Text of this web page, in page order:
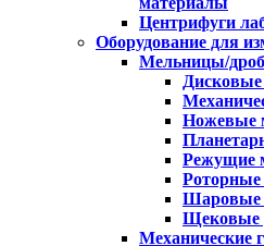
Центрифуги
Оборудование для
Мельницы/
Ножевые
Режущие
Шаровые
Щековые
Механические